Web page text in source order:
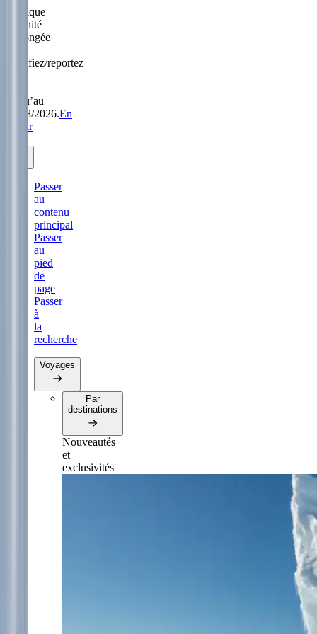
Politique
Sérénité
prolongée
modifiez/reportez
jusqu’au
31/08/2026.En
savoir
Passer
au
contenu
principal
Passer
au
pied
de
page
Passer
à
la
recherche
Voyages
Par
destinations
Nouveautés
et
exclusivités